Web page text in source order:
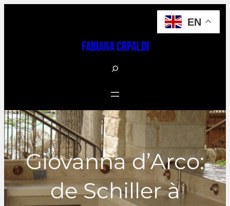
Fabiana Crpaldi
a
r
c
h
Giovanna d’Arco:
de Schiller à
EN